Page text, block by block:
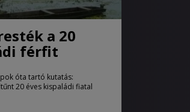
a 20
férfit
óta tartó kutatás:
20 éves kispaládi fiatal